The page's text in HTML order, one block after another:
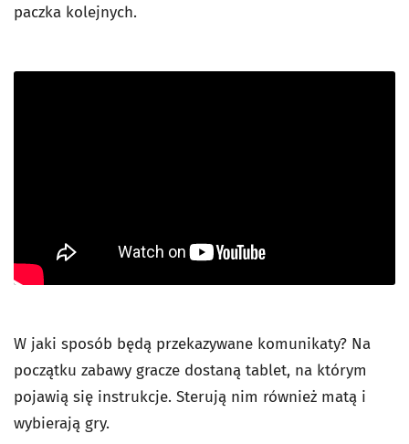
paczka kolejnych.
W jaki sposób będą przekazywane komunikaty? Na
początku zabawy gracze dostaną tablet, na którym
pojawią się instrukcje. Sterują nim również matą i
wybierają gry.